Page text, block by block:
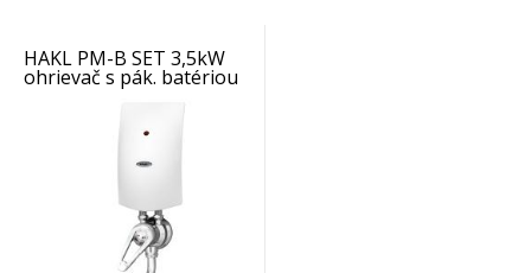
HAKL PM-B SET 3,5kW
ohrievač s pák. batériou